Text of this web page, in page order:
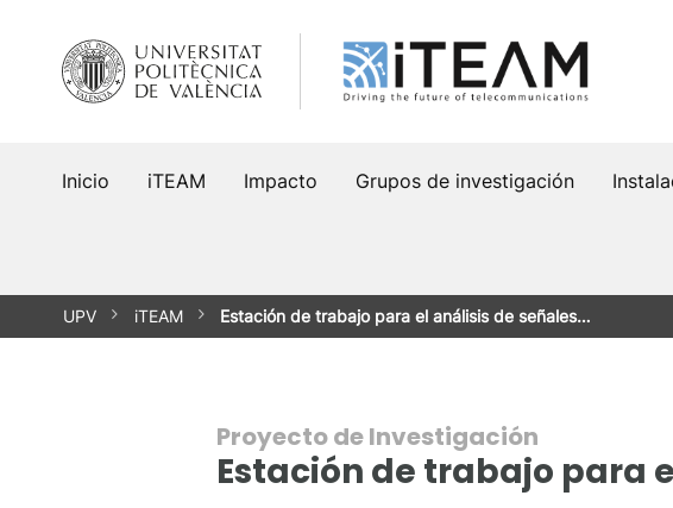
contenido
Inicio iTEAM Impacto Grupos de investigación
UPV iTEAM Estación de trabajo para el análisis de señales…
Proyecto de Investigación
Estación de trabajo para